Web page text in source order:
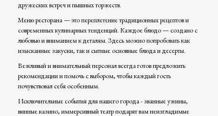
дружеских встреч и пышных торжеств.
Меню ресторана — это переплетение традиционных рецептов и
современных кулинарных тенденций. Каждое блюдо — создано с
любовью и вниманием к деталям. Здесь можно попробовать как
изысканные закуски, так и сытные основные блюда и десерты.
Вежливый и внимательный персонал всегда готов предложить
рекомендации и помочь с выбором, чтобы каждый гость
почувствовал себя особенным.
Исключительные события для нашего города - званные ужины,
винные казино, иммерсивный театр подарят вам неизгладимые